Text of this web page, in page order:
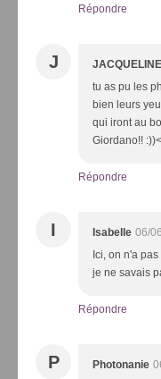
Répondre
J JACQUELINE
tu as pu les
bien leurs
qui iront au
Giordano!!
Répondre
I Isabelle 06/
Ici, on n'a
je ne savais
Répondre
P Photonanie